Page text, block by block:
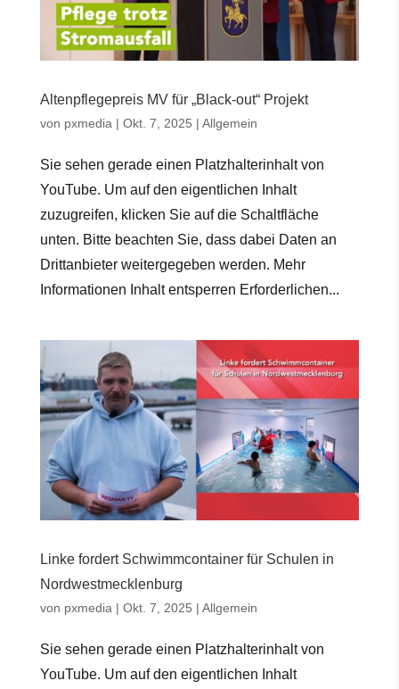
Altenpflegepreis MV für „Black-out“ Projekt
von pxmedia | Okt. 7, 2025 | Allgemein
Sie sehen gerade einen Platzhalterinhalt von
YouTube. Um auf den eigentlichen Inhalt
zuzugreifen, klicken Sie auf die Schaltfläche
unten. Bitte beachten Sie, dass dabei Daten an
Drittanbieter weitergegeben werden. Mehr
Informationen Inhalt entsperren Erforderlichen...
Linke fordert Schwimmcontainer für Schulen in
Nordwestmecklenburg
von pxmedia | Okt. 7, 2025 | Allgemein
Sie sehen gerade einen Platzhalterinhalt von
YouTube. Um auf den eigentlichen Inhalt